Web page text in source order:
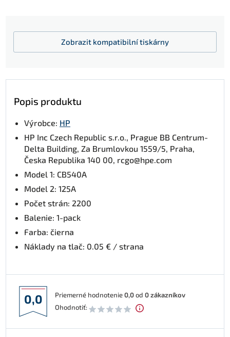
Zobrazit kompatibilní tiskárny
Popis produktu
Výrobce: HP
HP Inc Czech Republic s.r.o., Prague BB Centrum-
Delta Building, Za Brumlovkou 1559/5, Praha,
Česka Republika 140 00, rcgo@hpe.com
Model 1: CB540A
Model 2: 125A
Počet strán: 2200
Balenie: 1-pack
Farba: čierna
Náklady na tlač: 0.05 € / strana
0,0 Priemerné hodnotenie0,0od 0zákazníkov
Ohodnotiť: